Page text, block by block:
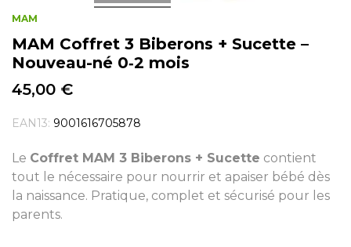
MAM
MAM Coffret 3 Biberons + Sucette –
Nouveau-né 0‑2 mois
45,00 €
EAN13: 9001616705878
Le Coffret MAM 3 Biberons + Sucette contient
tout le nécessaire pour nourrir et apaiser bébé dès
la naissance. Pratique, complet et sécurisé pour les
parents.